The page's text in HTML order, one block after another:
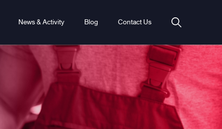
News & Activity Blog Contact Us